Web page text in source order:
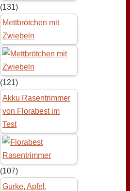
(131)
Mettbrötchen mit
Zwiebeln
(121)
Akku Rasentrimmer
von Florabest im
Test
(107)
Gurke, Apfel,